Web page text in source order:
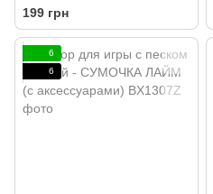
ванной, в песочнице, на
пляже, в бассейне)
199 грн
6
6